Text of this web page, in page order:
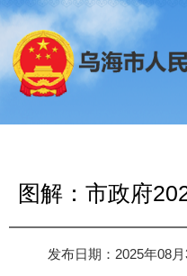
图解：市政府
发布日期：2025年08月